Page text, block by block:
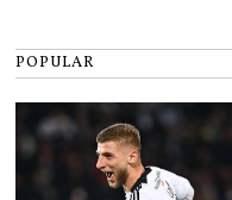
POPULAR